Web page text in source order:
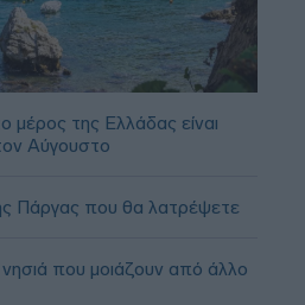
της Ελλάδας είναι
Αύγουστο
Πάργας που θα λατρέψετε
που μοιάζουν από άλλο